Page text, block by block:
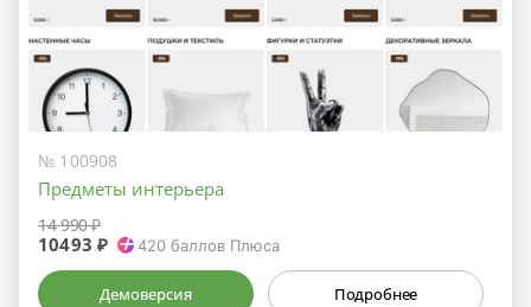
№ 100908
Предметы интерьера
14 990 ₽
10493 ₽ 420 баллов Плюса
Демоверсия Подробнее